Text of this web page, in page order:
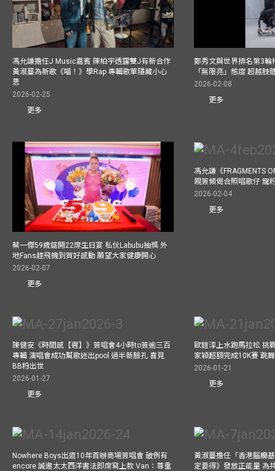
馮允謙擔任J Music嘉賓 陳柏宇透露雙J有新合作
黃淑蔓為新歌《喵！》學Rap 專輯歌單隱藏小心
思
2026-02-25
更多
鄭秀文與世界排名第3輪
「無限亮」態度 超越肢
2026-02-08
更多
蔡一傑59歲筵開22席生日宴 私伙Labubu抽獎 外
地Fans趕飛機到賀好感動 願望大家健康開心
2026-02-07
更多
馮允謙《FRAGMENTS
親簽傾偈合照唱歌仔 寵
2026-02-04
更多
陳健安《時間感【遲】》簽唱會4小時to簽逾三百
專輯 演唱會成功幫歌迷出pool 過半新臉孔 喜見
BB粉出世
2026-01-27
更多
歐鎧淳上水跑馬拉松 挑
家穎超額完成10K賽 跳
2026-01-21
更多
Nowhere Boys出道10年首辦商場簽唱會 破例有
encore 誠邀太太西洋書法即席寫上款 Van：尊重
黃淑蔓擔任「香港腦癇
定要得》發放正能量 為